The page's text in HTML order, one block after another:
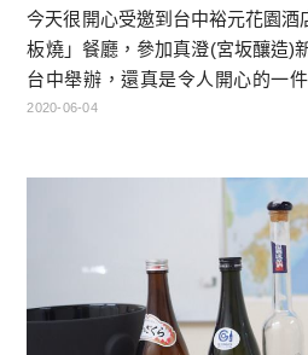
今天很開心受邀到台中裕元花園酒
板燒」餐廳，參加真澄(宮坂釀造)
台中舉辦，還真是令人開心的一
步喝到最棒的真澄，都要感謝代
晚餐17:30~21:00 公 […]…
2020-06-04